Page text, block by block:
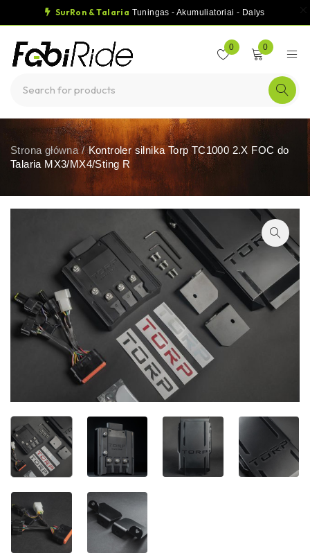
SurRon & Talaria Tuningas - Akumuliatoriai - Dalys
0 0
Strona główna / Kontroler silnika Torp TC1000 2.X FOC do
Talaria MX3/MX4/Sting R